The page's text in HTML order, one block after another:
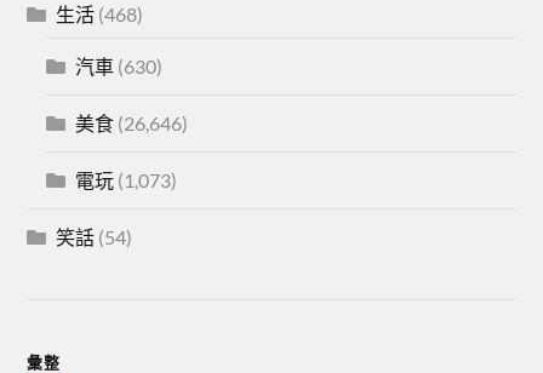
生活 (468)
汽車 (630)
美食 (26,646)
電玩 (1,073)
笑話 (54)
彙整